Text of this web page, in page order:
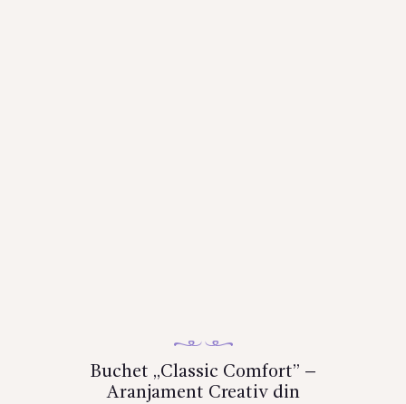
Buchet „Classic Comfort” –
Aranjament Creativ din